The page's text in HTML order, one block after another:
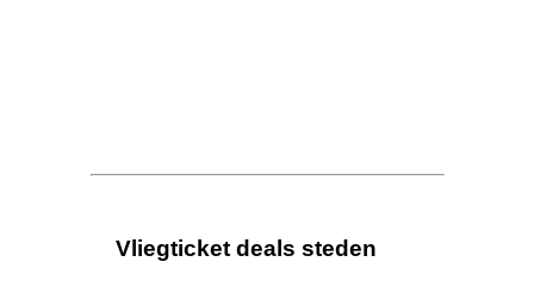
Vliegticket deals steden